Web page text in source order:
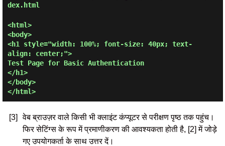
dex.html
<html>
<body>
<h1 style="width: 100%; font-size: 40px; text-
align: center;">
Test Page for Basic Authentication
</h1>
</body>
</html>
[3]
वेब ब्राउज़र वाले किसी भी क्लाइंट कंप्यूटर से परीक्षण पृष्ठ तक पहुंच।
फिर सेटिंग्स के रूप में प्रमाणीकरण की आवश्यकता होती है, [2] में जोड़े
गए उपयोगकर्ता के साथ उत्तर दें।